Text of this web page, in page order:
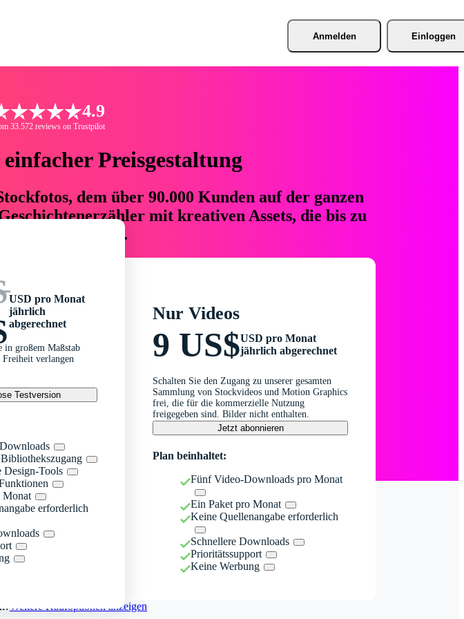
Anmelden Einloggen
4.9
33.572 reviews on Trustpilot
Preisgestaltung
dem über 90.000 Kunden auf der ganzen
mit kreativen Assets, die bis zu
einsparen.
USD pro Monat
jährlich
abgerechnet
in großem Maßstab
verlangen
Testversion
Design-Tools
Monat
erforderlich
Nur Videos
9 US$USD pro Monat
jährlich abgerechnet
Schalten Sie den Zugang zu unserer gesamten
Sammlung von Stockvideos und Motion Graphics
frei, die für die kommerzielle Nutzung
freigegeben sind. Bilder nicht enthalten.
Jetzt abonnieren
Plan beinhaltet:
Fünf Video-Downloads pro Monat
Ein Paket pro Monat
Keine Quellenangabe erforderlich
Schnellere Downloads
Prioritätssupport
Keine Werbung
Weitere Kaufoptionen anzeigen